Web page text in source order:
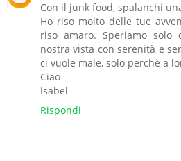
Con il junk food, spalanchi
Ho riso molto delle tue
riso amaro. Speriamo
nostra vista con serenità e
ci vuole male, solo perchè a
Ciao
Isabel
Rispondi